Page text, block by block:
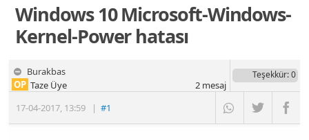
Windows 10 Microsoft-Windows-
Kernel-Power hatası
Burakbas
17-04-2017, 13:59 |#1
OP Taze Üye
Teşekkür: 0
2mesaj